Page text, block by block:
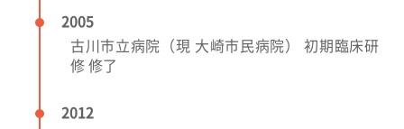
2005
古川市立病院（現 大崎市民病院） 初期臨床研
修 修了
2012